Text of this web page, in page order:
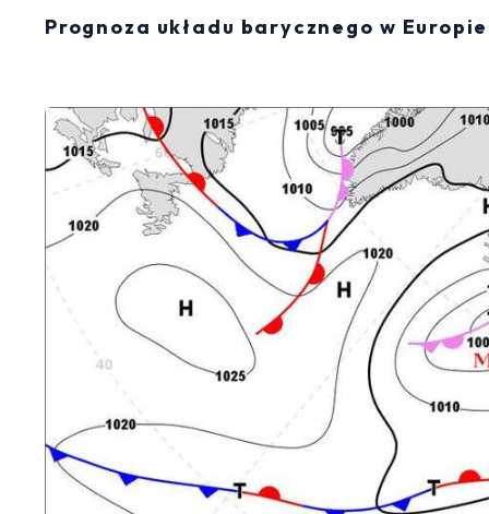
Prognoza układu barycznego w